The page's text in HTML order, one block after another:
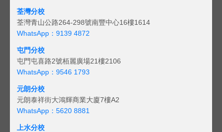
荃灣分校
荃灣青山公路264-298號南豐中心16樓1614
WhatsApp：9139 4872
屯門分校
屯門屯喜路2號栢麗廣場21樓2106
WhatsApp：9546 1793
元朗分校
元朗泰祥街大鴻輝商業大廈7樓A2
WhatsApp：5620 8881
上水分校